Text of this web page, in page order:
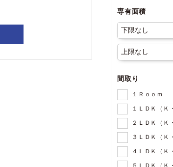
専有面積
間取り
１Ｒｏｏｍ
１ＬＤＫ（Ｋ
２ＬＤＫ（Ｋ
３ＬＤＫ（Ｋ
４ＬＤＫ（Ｋ
５ＬＤＫ（Ｋ